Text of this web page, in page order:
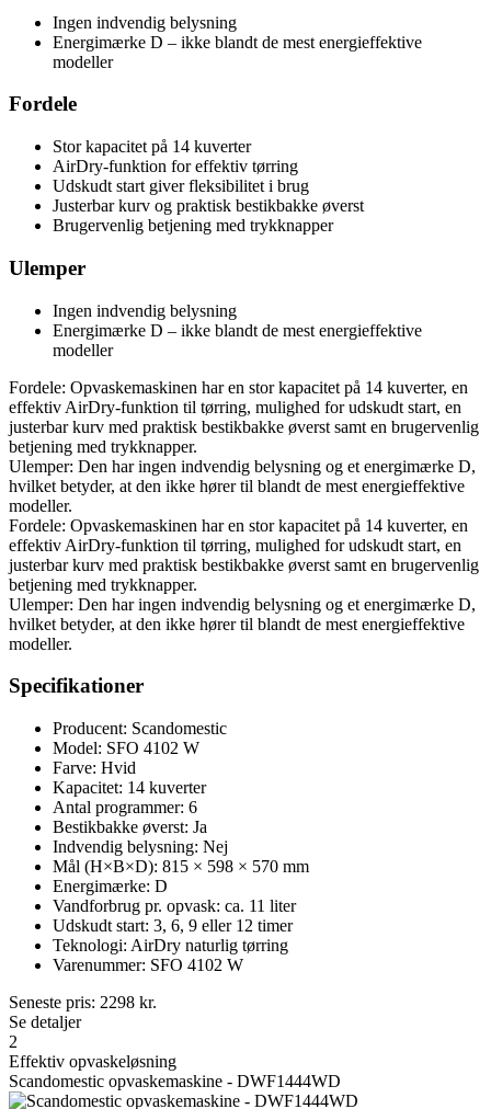
Ingen indvendig belysning
Energimærke D – ikke blandt de mest energieffektive
modeller
Fordele
Stor kapacitet på 14 kuverter
AirDry-funktion for effektiv tørring
Udskudt start giver fleksibilitet i brug
Justerbar kurv og praktisk bestikbakke øverst
Brugervenlig betjening med trykknapper
Ulemper
Ingen indvendig belysning
Energimærke D – ikke blandt de mest energieffektive
modeller
Fordele: Opvaskemaskinen har en stor kapacitet på 14 kuverter, en
effektiv AirDry-funktion til tørring, mulighed for udskudt start, en
justerbar kurv med praktisk bestikbakke øverst samt en brugervenlig
betjening med trykknapper.
Ulemper: Den har ingen indvendig belysning og et energimærke D,
hvilket betyder, at den ikke hører til blandt de mest energieffektive
modeller.
Fordele: Opvaskemaskinen har en stor kapacitet på 14 kuverter, en
effektiv AirDry-funktion til tørring, mulighed for udskudt start, en
justerbar kurv med praktisk bestikbakke øverst samt en brugervenlig
betjening med trykknapper.
Ulemper: Den har ingen indvendig belysning og et energimærke D,
hvilket betyder, at den ikke hører til blandt de mest energieffektive
modeller.
Specifikationer
Producent: Scandomestic
Model: SFO 4102 W
Farve: Hvid
Kapacitet: 14 kuverter
Antal programmer: 6
Bestikbakke øverst: Ja
Indvendig belysning: Nej
Mål (H×B×D): 815 × 598 × 570 mm
Energimærke: D
Vandforbrug pr. opvask: ca. 11 liter
Udskudt start: 3, 6, 9 eller 12 timer
Teknologi: AirDry naturlig tørring
Varenummer: SFO 4102 W
Seneste pris: 2298 kr.
Se detaljer
2
Effektiv opvaskeløsning
Scandomestic opvaskemaskine - DWF1444WD